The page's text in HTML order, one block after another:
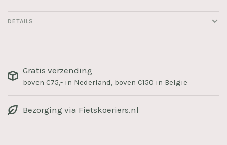
DETAILS
Gratis verzending
boven €75,- in Nederland, boven €150 in België
Bezorging via Fietskoeriers.nl